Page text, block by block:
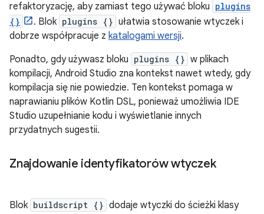
refaktoryzację, aby zamiast tego używać bloku plugins
{}
. Blok plugins {} ułatwia stosowanie wtyczek i
dobrze współpracuje z katalogami wersji.
Ponadto, gdy używasz bloku plugins {} w plikach
kompilacji, Android Studio zna kontekst nawet wtedy, gdy
kompilacja się nie powiedzie. Ten kontekst pomaga w
naprawianiu plików Kotlin DSL, ponieważ umożliwia IDE
Studio uzupełnianie kodu i wyświetlanie innych
przydatnych sugestii.
Znajdowanie identyfikatorów wtyczek
Blok buildscript {} dodaje wtyczki do ścieżki klasy